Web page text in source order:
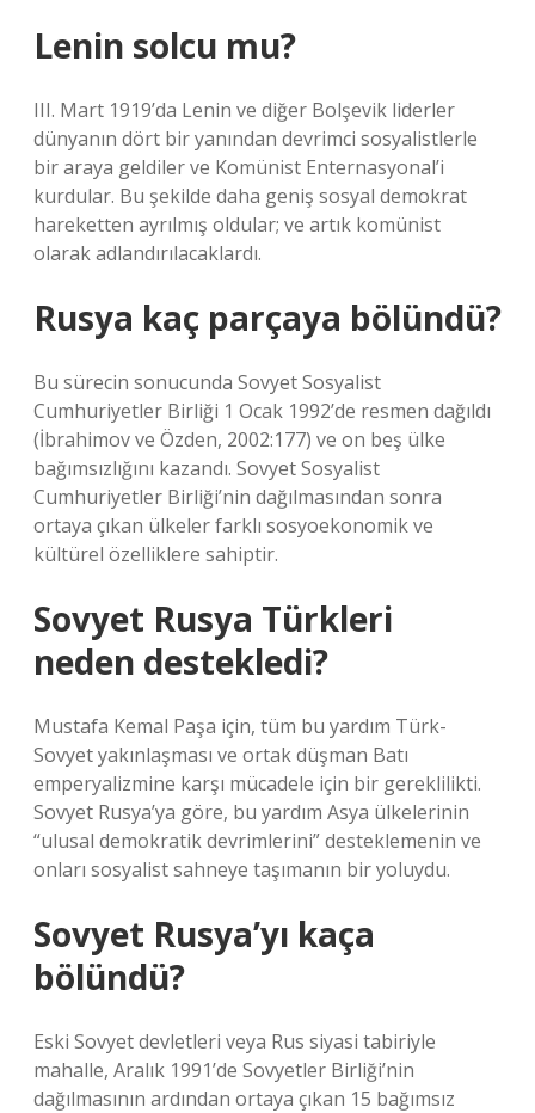
Lenin solcu mu?
III. Mart 1919’da Lenin ve diğer Bolşevik liderler
dünyanın dört bir yanından devrimci sosyalistlerle
bir araya geldiler ve Komünist Enternasyonal’i
kurdular. Bu şekilde daha geniş sosyal demokrat
hareketten ayrılmış oldular; ve artık komünist
olarak adlandırılacaklardı.
Rusya kaç parçaya bölündü?
Bu sürecin sonucunda Sovyet Sosyalist
Cumhuriyetler Birliği 1 Ocak 1992’de resmen dağıldı
(İbrahimov ve Özden, 2002:177) ve on beş ülke
bağımsızlığını kazandı. Sovyet Sosyalist
Cumhuriyetler Birliği’nin dağılmasından sonra
ortaya çıkan ülkeler farklı sosyoekonomik ve
kültürel özelliklere sahiptir.
Sovyet Rusya Türkleri
neden destekledi?
Mustafa Kemal Paşa için, tüm bu yardım Türk-
Sovyet yakınlaşması ve ortak düşman Batı
emperyalizmine karşı mücadele için bir gereklilikti.
Sovyet Rusya’ya göre, bu yardım Asya ülkelerinin
“ulusal demokratik devrimlerini” desteklemenin ve
onları sosyalist sahneye taşımanın bir yoluydu.
Sovyet Rusya’yı kaça
bölündü?
Eski Sovyet devletleri veya Rus siyasi tabiriyle
mahalle, Aralık 1991’de Sovyetler Birliği’nin
dağılmasının ardından ortaya çıkan 15 bağımsız